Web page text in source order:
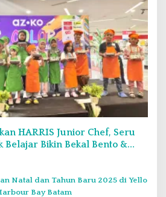
HARRIS Junior Chef, Seru
Belajar Bikin Bekal Bento &
Natal dan Tahun Baru 2025 di Yello
Bay Batam